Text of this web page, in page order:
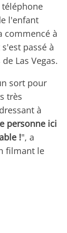
l'enfant
commencé à
passé à
Las Vegas.
sort pour
très
à
personne ici
!", a
filmant le